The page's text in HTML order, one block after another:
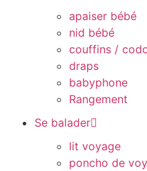
apaiser bébé
nid bébé
couffins /
draps
babyphone
Rangement
Se balader
lit voyage
poncho de